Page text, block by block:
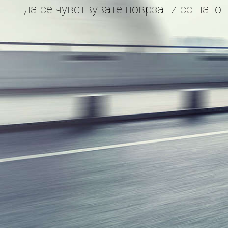
да се чувствувате поврзани со